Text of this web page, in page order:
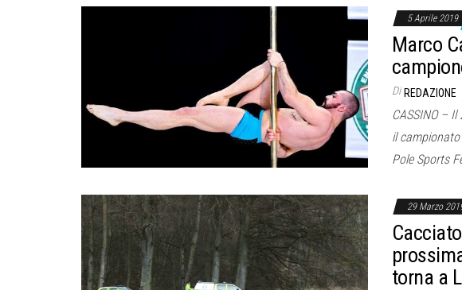
5 Aprile 2019
Marco
Di REDAZIONE
CASSINO –
il
Pole Sports
29 Marzo
torna a